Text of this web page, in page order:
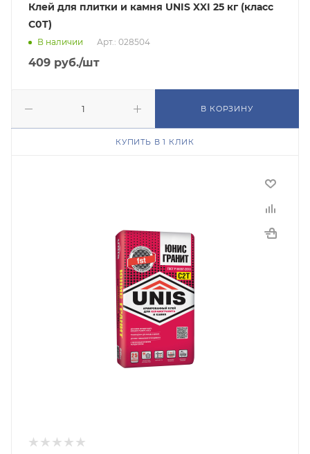
Клей для плитки и камня UNIS XXI 25 кг (класс
C0T)
В наличии Арт.: 028504
409 руб./шт
В КОРЗИНУ
КУПИТЬ В 1 КЛИК